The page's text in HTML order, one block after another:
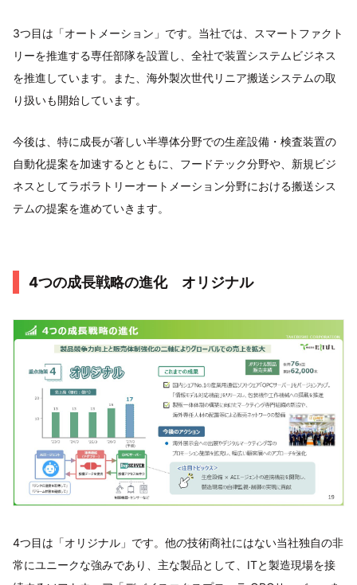
3つ目は「オートメーション」です。当社では、スマートファクト
リーを推進する専任部隊を設置し、全社で装置システムビジネス
を推進しています。また、海外製次世代リニア搬送システムの取
り扱いも開始しています。
今後は、特に成長が著しい半導体分野での生産設備・検査装置の
自動化提案を加速するとともに、フードテック分野や、新規ビジ
ネスとしてラボラトリーオートメーション分野における搬送シス
テムの提案を進めていきます。
4つの成長戦略の進化 オリジナル
4つ目は「オリジナル」です。他の技術商社にはない当社独自の非
常にユニークな強みであり、主な製品として、ITと製造現場を接